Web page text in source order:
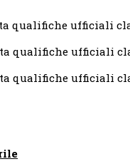
qualifiche ufficiali
qualifiche ufficiali
qualifiche ufficiali